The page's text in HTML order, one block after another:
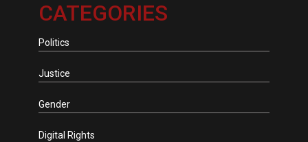
CATEGORIES
Politics
Justice
Gender
Digital Rights